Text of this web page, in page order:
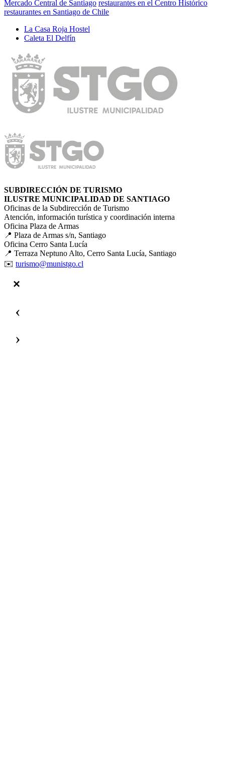
Mercado Central de Santiago restaurantes en el Centro Histórico
restaurantes en Santiago de Chile
La Casa Roja Hostel
Caleta El Delfín
SUBDIRECCIÓN DE TURISMO
ILUSTRE MUNICIPALIDAD DE SANTIAGO
Oficinas de la Subdirección de Turismo
Atención, información turística y coordinación interna
Oficina Plaza de Armas
📍 Plaza de Armas s/n, Santiago
Oficina Cerro Santa Lucía
📍 Terraza Neptuno Alto, Cerro Santa Lucía, Santiago
✉️ turismo@munistgo.cl
‹
›